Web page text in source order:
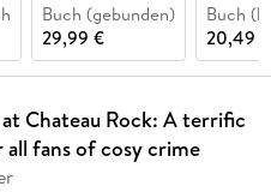
Buch (gebunden)
29,99 €
Buch
20,49 €
Chateau Rock: A terrific
fans of cosy crime